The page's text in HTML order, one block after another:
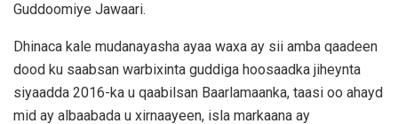
Guddoomiye Jawaari.
Dhinaca kale mudanayasha ayaa waxa ay sii amba qaadeen
dood ku saabsan warbixinta guddiga hoosaadka jiheynta
siyaadda 2016-ka u qaabilsan Baarlamaanka, taasi oo ahayd
mid ay albaabada u xirnaayeen, isla markaana ay